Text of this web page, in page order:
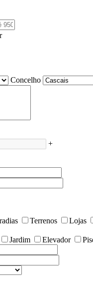
Concelho
+
Terrenos Lojas
Jardim Elevador